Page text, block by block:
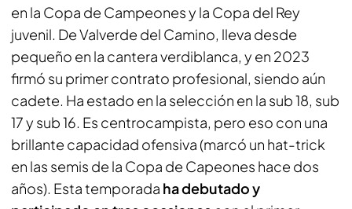
en la Copa de Campeones y la Copa del Rey
juvenil. De Valverde del Camino, lleva desde
pequeño en la cantera verdiblanca, y en 2023
firmó su primer contrato profesional, siendo aún
cadete. Ha estado en la selección en la sub 18, sub
17 y sub 16. Es centrocampista, pero eso con una
brillante capacidad ofensiva (marcó un hat-trick
en las semis de la Copa de Capeones hace dos
años). Esta temporada ha debutado y